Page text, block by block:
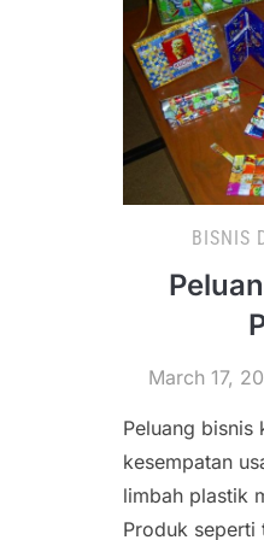
BISNIS
March 17,
Peluang bisnis
kesempatan
limbah plastik
Produk seperti